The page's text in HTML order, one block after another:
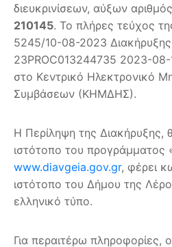
διευκρινίσεων, αύξων
210145. Το πλήρες τεύχος
5245/10-08-2023
23PROC013244735 2023-
στο Κεντρικό Ηλεκτρονικό
Συμβάσεων (ΚΗΜΔΗΣ).
Η Περίληψη της Διακήρυξης,
ιστότοπο του προγράμματος
www.diavgeia.gov.gr, φέρει
ιστότοπο του Δήμου της
ελληνικό τύπο.
Για περαιτέρω πληροφορίες,